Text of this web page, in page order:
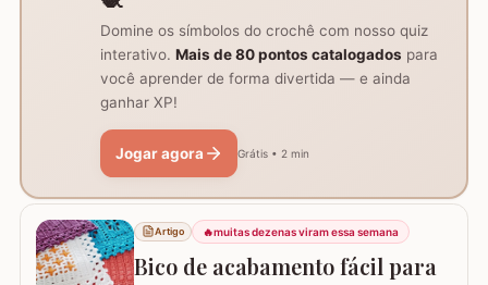
Domine os símbolos do crochê com nosso quiz
interativo. Mais de 80 pontos catalogados para
você aprender de forma divertida — e ainda
ganhar XP!
Jogar agora Grátis • 2 min
Artigo 🔥muitas dezenas viram essa semana
Bico de acabamento fácil para